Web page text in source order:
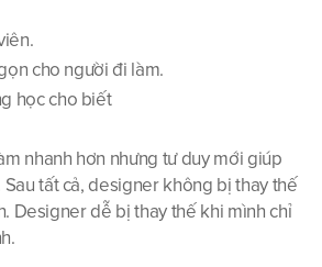
cho người đi làm.
học cho biết
nhanh hơn nhưng tư duy mới giúp
tất cả, designer không bị thay thế
Designer dễ bị thay thế khi mình chỉ